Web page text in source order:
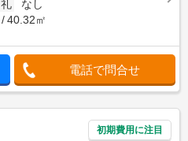
礼
なし
40.32㎡
電話で問合せ
初期費用に注目